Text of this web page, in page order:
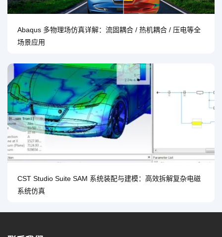
Abaqus 多物理场仿真详解：流固耦合 / 热机耦合 / 压电等全
场景应用
CST Studio Suite SAM 系统装配与建模：高效拆解复杂电磁
系统仿真